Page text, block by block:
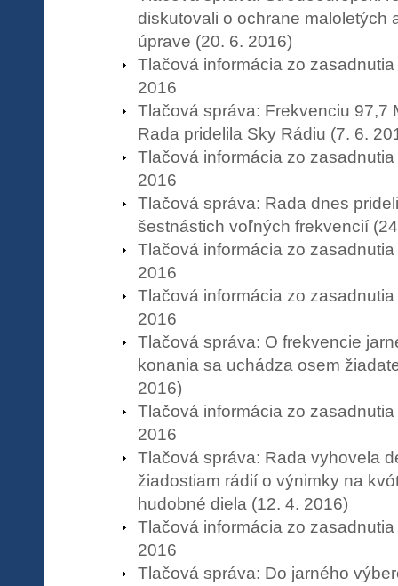
diskutovali o ochrane maloletých
úprave (20. 6. 2016)
Tlačová informácia zo
2016
Tlačová správa: Frekvenciu 97,7
Rada pridelila Sky Rádiu (7. 6.
Tlačová informácia zo
2016
Tlačová správa: Rada dnes
šestnástich voľných frekvencií
Tlačová informácia zo
2016
Tlačová informácia zo
2016
Tlačová správa: O frekvencie
konania sa uchádza osem
2016)
Tlačová informácia zo
2016
Tlačová správa: Rada vyhovela
žiadostiam rádií o výnimky na
hudobné diela (12. 4. 2016)
Tlačová informácia zo
2016
Tlačová správa: Do jarného